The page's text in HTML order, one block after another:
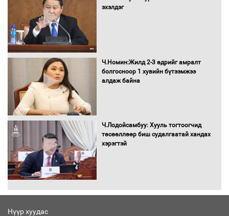
орчныг бүрдүүллээ
баримт
эхэлдэг
Ч.Номин:Жилд 2-3 өдрийг амралт
болгосноор 1 хувийн бүтээмжээ
алдаж байна
Ч.Лодойсамбуу: Хууль тогтоогчид
төсөөллөөр биш судалгаатай хандах
хэрэгтэй
Нүүр хуудас